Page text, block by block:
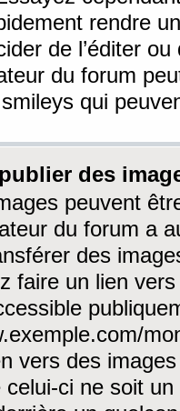
rendre
de l’éditer
du forum
qui
des
peuvent
du forum a
des
faire un lien
vers des
celui-ci ne soit